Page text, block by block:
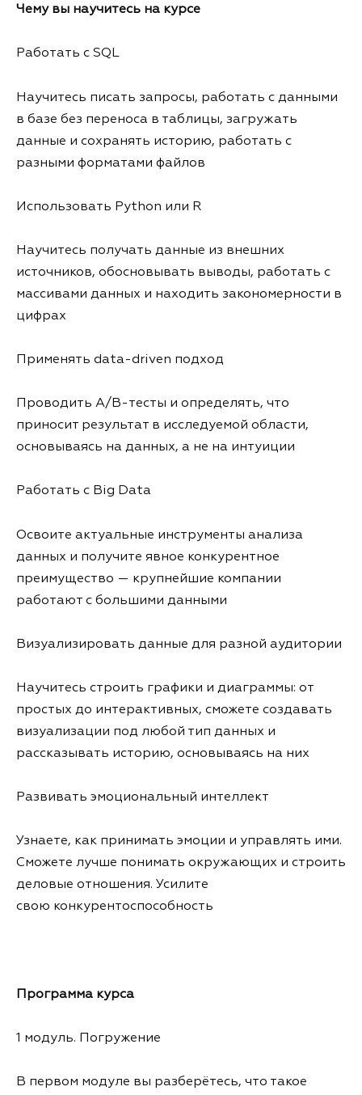
Чему вы научитесь на курсе
Работать с SQL
Научитесь писать запросы, работать с данными
в базе без переноса в таблицы, загружать
данные и сохранять историю, работать с
разными форматами файлов
Использовать Python или R
Научитесь получать данные из внешних
источников, обосновывать выводы, работать с
массивами данных и находить закономерности в
цифрах
Применять data-driven подход
Проводить A/B-тесты и определять, что
приносит результат в исследуемой области,
основываясь на данных, а не на интуиции
Работать с Big Data
Освоите актуальные инструменты анализа
данных и получите явное конкурентное
преимущество — крупнейшие компании
работают с большими данными
Визуализировать данные для разной аудитории
Научитесь строить графики и диаграммы: от
простых до интерактивных, сможете создавать
визуализации под любой тип данных и
рассказывать историю, основываясь на них
Развивать эмоциональный интеллект
Узнаете, как принимать эмоции и управлять ими.
Сможете лучше понимать окружающих и строить
деловые отношения. Усилите
свою конкурентоспособность
Программа курса
1 модуль. Погружение
В первом модуле вы разберётесь, что такое